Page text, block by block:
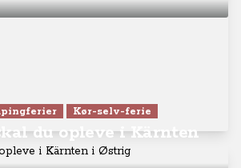
Kør-selv-ferie
du opleve i Kärnten